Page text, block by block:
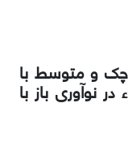
و متوسط با
نوآوری باز با